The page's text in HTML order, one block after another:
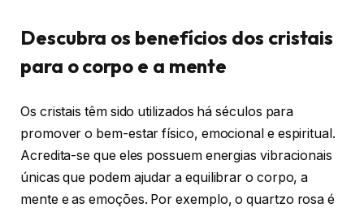
Descubra os benefícios dos cristais
para o corpo e a mente
Os cristais têm sido utilizados há séculos para
promover o bem-estar físico, emocional e espiritual.
Acredita-se que eles possuem energias vibracionais
únicas que podem ajudar a equilibrar o corpo, a
mente e as emoções. Por exemplo, o quartzo rosa é